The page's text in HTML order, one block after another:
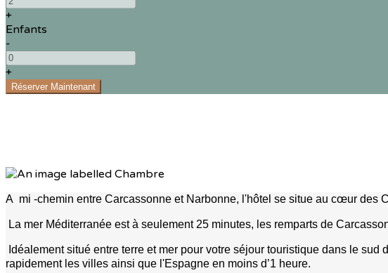
+
Enfants
-
+
A mi -chemin entre Carcassonne et Narbonne, l'hôtel se situe au cœur des
La mer Méditerranée est à seulement 25 minutes, les remparts de
Idéalement situé entre terre et mer pour votre séjour touristique dans le
rapidement les villes ainsi que l'Espagne en moins d’1 heure.